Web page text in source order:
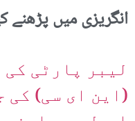
انگریزی میں پڑھنے
لیبر پارٹی
(این ای سی) کی